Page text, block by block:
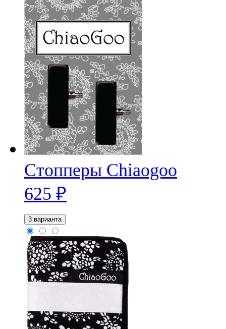
Стопперы Chiaogoo
625 ₽
3 варианта